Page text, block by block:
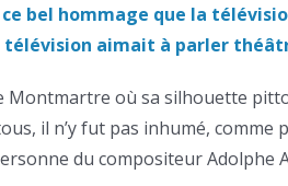
bel hommage que la
aimait à parler
Montmartre où sa silhouette
il n’y fut pas inhumé, comme
du compositeur Adolphe